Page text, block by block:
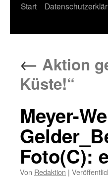
Start
← Aktion
Küste!“
Meyer-
Foto(C):
Von Redaktion |